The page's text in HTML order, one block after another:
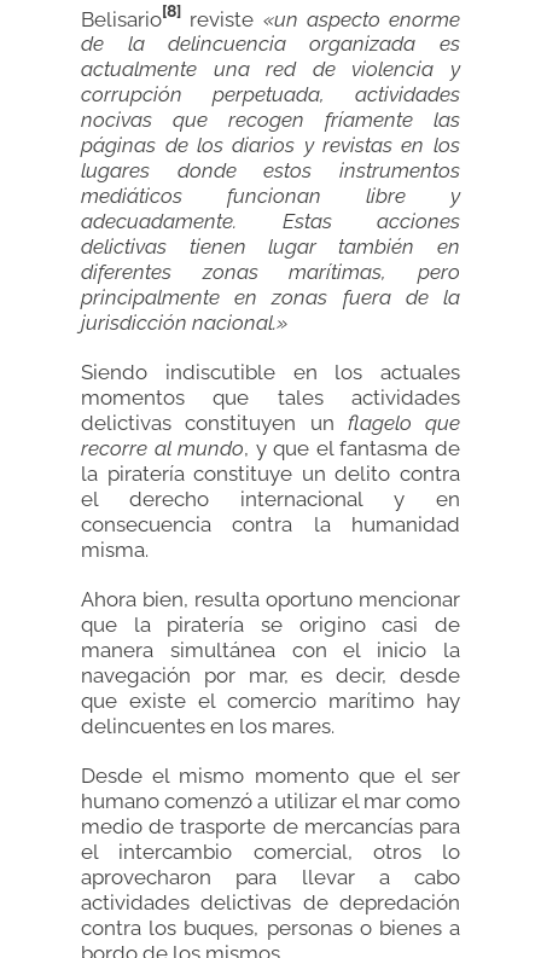
Belisario[8] reviste «un aspecto enorme
de la delincuencia organizada es
actualmente una red de violencia y
corrupción perpetuada, actividades
nocivas que recogen fríamente las
páginas de los diarios y revistas en los
lugares donde estos instrumentos
mediáticos funcionan libre y
adecuadamente. Estas acciones
delictivas tienen lugar también en
diferentes zonas marítimas, pero
principalmente en zonas fuera de la
jurisdicción nacional.»
Siendo indiscutible en los actuales
momentos que tales actividades
delictivas constituyen un flagelo que
recorre al mundo, y que el fantasma de
la piratería constituye un delito contra
el derecho internacional y en
consecuencia contra la humanidad
misma.
Ahora bien, resulta oportuno mencionar
que la piratería se origino casi de
manera simultánea con el inicio la
navegación por mar, es decir, desde
que existe el comercio marítimo hay
delincuentes en los mares.
Desde el mismo momento que el ser
humano comenzó a utilizar el mar como
medio de trasporte de mercancías para
el intercambio comercial, otros lo
aprovecharon para llevar a cabo
actividades delictivas de depredación
contra los buques, personas o bienes a